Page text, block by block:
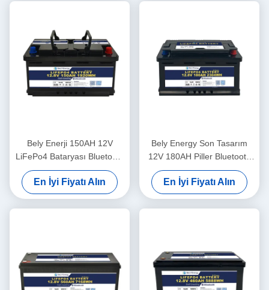
Bely Enerji 150AH 12V
LiFePo4 Bataryası Bluetooth
Ve Kendiliğinden Isıtma
En İyi Fiyatı Alın
Bely Energy Son Tasarım
12V 180AH Piller Bluetooth
İçin UPS Enerji Depolama
Baz İstasyonu RV için
En İyi Fiyatı Alın